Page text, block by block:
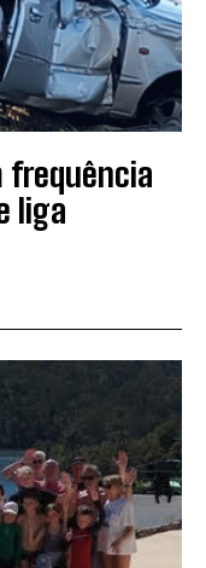
frequência
liga